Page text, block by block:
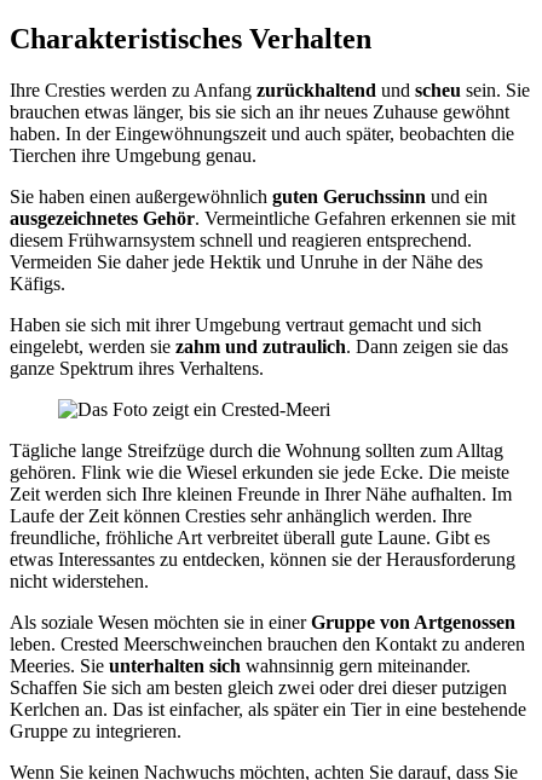
Charakteristisches Verhalten
Ihre Cresties werden zu Anfang zurückhaltend und scheu sein. Sie
brauchen etwas länger, bis sie sich an ihr neues Zuhause gewöhnt
haben. In der Eingewöhnungszeit und auch später, beobachten die
Tierchen ihre Umgebung genau.
Sie haben einen außergewöhnlich guten Geruchssinn und ein
ausgezeichnetes Gehör. Vermeintliche Gefahren erkennen sie mit
diesem Frühwarnsystem schnell und reagieren entsprechend.
Vermeiden Sie daher jede Hektik und Unruhe in der Nähe des
Käfigs.
Haben sie sich mit ihrer Umgebung vertraut gemacht und sich
eingelebt, werden sie zahm und zutraulich. Dann zeigen sie das
ganze Spektrum ihres Verhaltens.
Tägliche lange Streifzüge durch die Wohnung sollten zum Alltag
gehören. Flink wie die Wiesel erkunden sie jede Ecke. Die meiste
Zeit werden sich Ihre kleinen Freunde in Ihrer Nähe aufhalten. Im
Laufe der Zeit können Cresties sehr anhänglich werden. Ihre
freundliche, fröhliche Art verbreitet überall gute Laune. Gibt es
etwas Interessantes zu entdecken, können sie der Herausforderung
nicht widerstehen.
Als soziale Wesen möchten sie in einerGruppe von Artgenossen
leben. Crested Meerschweinchen brauchen den Kontakt zu anderen
Meeries. Sie unterhalten sich wahnsinnig gern miteinander.
Schaffen Sie sich am besten gleich zwei oder drei dieser putzigen
Kerlchen an. Das ist einfacher, als später ein Tier in eine bestehende
Gruppe zu integrieren.
Wenn Sie keinen Nachwuchs möchten, achten Sie darauf, dass Sie